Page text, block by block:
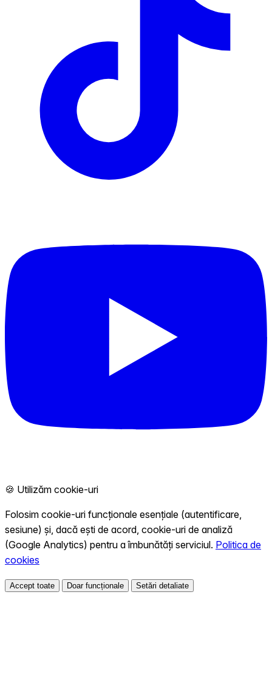
🍪 Utilizăm cookie-uri
Folosim cookie-uri funcționale esențiale (autentificare,
sesiune) și, dacă ești de acord, cookie-uri de analiză
(Google Analytics) pentru a îmbunătăți serviciul. Politica de
cookies
Accept toate Doar funcționale Setări detaliate